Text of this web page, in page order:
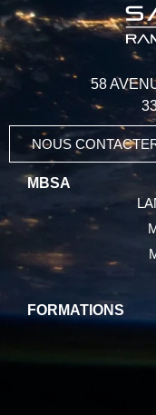
MBSA
58
NOUS
FORMATIONS